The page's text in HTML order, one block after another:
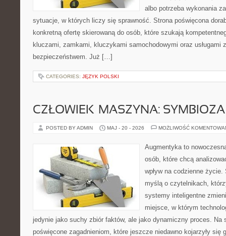
albo potrzeba wykonania
sytuacje, w których liczy się sprawność. Strona poświęcona
konkretną ofertę skierowaną do osób, które szukają
kluczami, zamkami, kluczykami samochodowymi oraz usługami
bezpieczeństwem. Już […]
CATEGORIES: JĘZYK POLSKI
CZŁOWIEK–MASZYNA: SYMBIOZA
POSTED BY ADMIN MAJ - 20 - 2026 MOŻLIWOŚĆ
Augmentyka to
osób, które chcą
wpływ na codzienne
myślą o czytelnikach,
systemy inteligentne
miejsce, w którym
jedynie jako suchy zbiór faktów, ale jako dynamiczny proces.
poświęcone zagadnieniom, które jeszcze niedawno kojarzyły się